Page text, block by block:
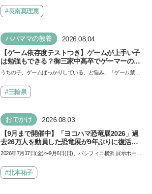
できると子どもに知ってほしい
ザ…#長南真理恵
パパママの教養 2026.08.04
【ゲーム依存度テストつき】ゲームが上手い子
は勉強もできる？御三家中高卒でゲーマーの医
師・阿部智史さんが教えるゲームしながら受験
で勝つためのメソッド
うちの子、ゲームばっかりしている、と悩み、「ゲーム禁
も…#三輪泉
おでかけ 2026.08.03
【9月まで開催中】「ヨコハマ恐竜展2026」過
去26万人を動員した恐竜展が9年ぶりに復活！
夏休みのおでかけで楽しむポイントを完全ガイ
2026年7月17日(金)〜9月6日(日)、パシフィコ横浜 展示ホール
催…#北本祐子